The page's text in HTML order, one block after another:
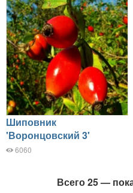
Шиповник
'Воронцовский 3'
6060
Всего 25 —